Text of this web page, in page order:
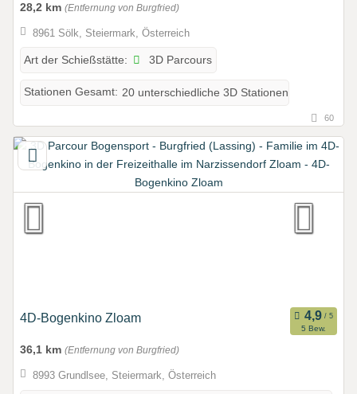
28,2 km (Entfernung von Burgfried)
8961 Sölk, Steiermark, Österreich
Art der Schießstätte: 3D Parcours
Stationen Gesamt: 20 unterschiedliche 3D Stationen
60
4D-Bogenkino Zloam
5 Bew.
36,1 km (Entfernung von Burgfried)
8993 Grundlsee, Steiermark, Österreich